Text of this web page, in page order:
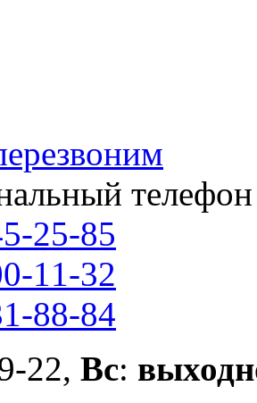
телефон
25-85
11-32
88-84
22, Вс: